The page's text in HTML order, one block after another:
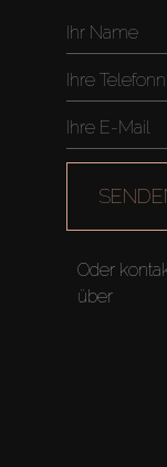
Oder
über